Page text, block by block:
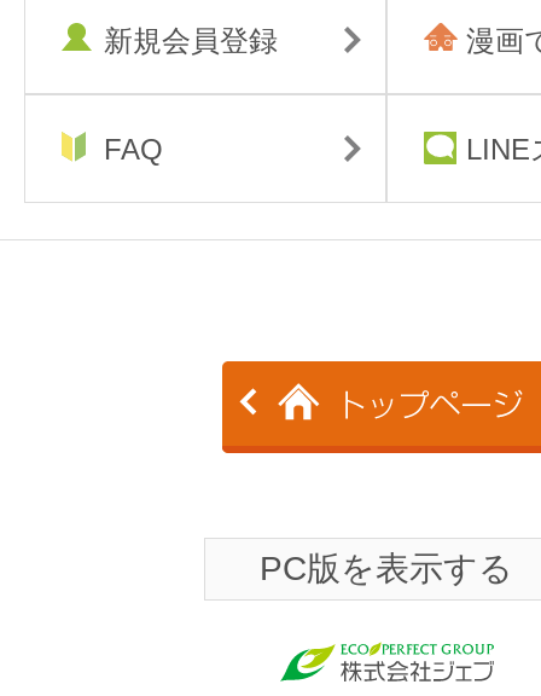
新規会員登録 漫画
FAQ LINE
PC版を表示する